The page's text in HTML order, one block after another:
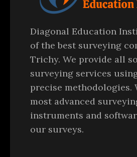
Diagonal Education
of the best surveying
Trichy. We provide all
surveying services
precise methodologies.
most advanced
instruments and
our surveys.